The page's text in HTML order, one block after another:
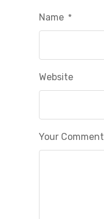
Name *
Website
Your Comment